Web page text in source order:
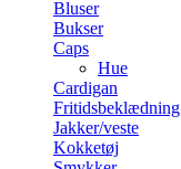
Bluser
Bukser
Caps
Hue
Cardigan
Fritidsbeklædning
Jakker/veste
Kokketøj